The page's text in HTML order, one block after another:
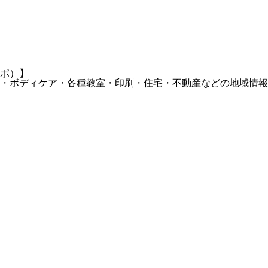
）】
ディケア・各種教室・印刷・住宅・不動産などの地域情報